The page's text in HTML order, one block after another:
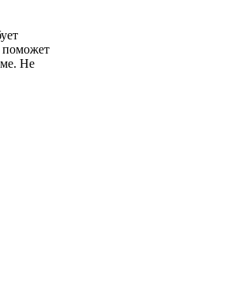
поможет
Не